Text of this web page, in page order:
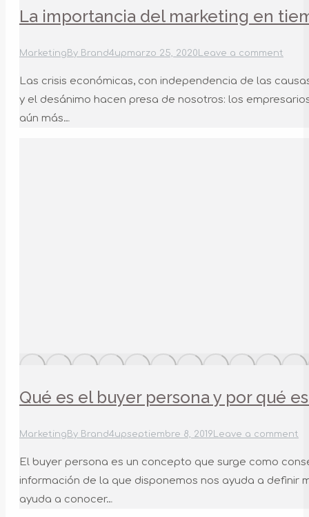
La importancia del marketing en
Marketing By Brand4upmarzo 25, 2020 Leave a comment
Las crisis económicas, con independencia de las
y el desánimo hacen presa de nosotros: los
aún más…
Qué es el buyer persona y por qué
Marketing By Brand4upseptiembre 8, 2019 Leave a comment
El buyer persona es un concepto que surge como
información de la que disponemos nos ayuda a definir
ayuda a conocer…